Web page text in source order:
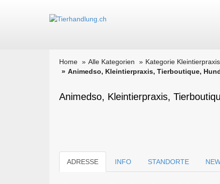
Home Alle Kategorien
Kategorie Kleintierpraxis
Animedso, Kleintierpraxis, Tierboutique,
Animedso, Kleintierpraxis,
ADRESSE INFO STANDORTE